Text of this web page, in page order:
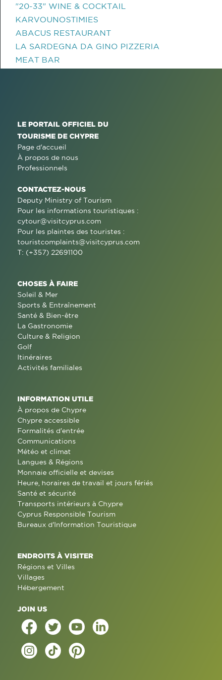
"20-33" WINE & COCKTAIL
KARVOUNOSTIMIES
ABACUS RESTAURANT
LA SARDEGNA DA GINO PIZZERIA
MEAT BAR
LE PORTAIL OFFICIEL DU
TOURISME DE CHYPRE
Page d'accueil
À propos de nous
Professionnels
CONTACTEZ-NOUS
Deputy Ministry of Tourism
Pour les informations touristiques :
cytour@visitcyprus.com
Pour les plaintes des touristes :
touristcomplaints@visitcyprus.com
T: (+357) 22691100
CHOSES À FAIRE
Soleil & Mer
Sports & Entraînement
Santé & Bien-être
La Gastronomie
Culture & Religion
Golf
Itinéraires
Activités familiales
INFORMATION UTILE
À propos de Chypre
Chypre accessible
Formalités d'entrée
Communications
Météo et climat
Langues & Régions
Monnaie officielle et devises
Heure, horaires de travail et jours fériés
Santé et sécurité
Transports intérieurs à Chypre
Cyprus Responsible Tourism
Bureaux d'Information Touristique
ENDROITS À VISITER
Régions et Villes
Villages
Hébergement
JOIN US